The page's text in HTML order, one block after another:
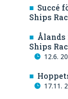
Succé
Ships
Ships
12.6.
17.11.